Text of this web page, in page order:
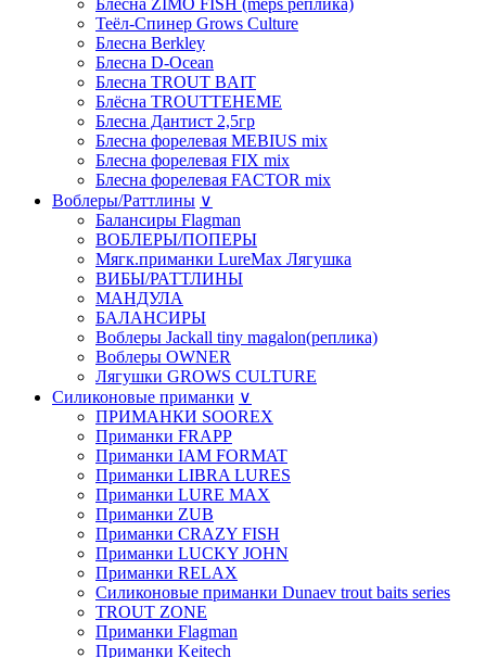
Теёл-Спинер Grows Culture
Блесна Berkley
Блесна D-Ocean
Блесна TROUT BAIT
Блёсна TROUTTEHEME
Блесна Дантист 2,5гр
Блесна форелевая MEBIUS mix
Блесна форелевая FIX mix
Блесна форелевая FACTOR mix
Воблеры/Раттлины ∨
Балансиры Flagman
ВОБЛЕРЫ/ПОПЕРЫ
Мягк.приманки LureMax Лягушка
ВИБЫ/РАТТЛИНЫ
МАНДУЛА
БАЛАНСИРЫ
Воблеры Jackall tiny magalon(реплика)
Воблеры OWNER
Лягушки GROWS CULTURE
Силиконовые приманки ∨
ПРИМАНКИ SOOREX
Приманки FRAPP
Приманки IAM FORMAT
Приманки LIBRA LURES
Приманки LURE MAX
Приманки ZUB
Приманки CRAZY FISH
Приманки LUCKY JOHN
Приманки RELAX
Силиконовые приманки Dunaev trout baits series
TROUT ZONE
Приманки Flagman
Приманки Keitech